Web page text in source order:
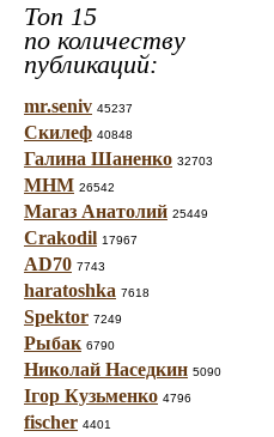
Топ 15
по количеству
публикаций:
mr.seniv 45237
Скилеф 40848
Галина Шаненко 32703
МНМ 26542
Магаз Анатолий 25449
Crakodil 17967
AD70 7743
haratoshka 7618
Spektor 7249
Рыбак 6790
Николай Наседкин 5090
Ігор Кузьменко 4796
fischer 4401